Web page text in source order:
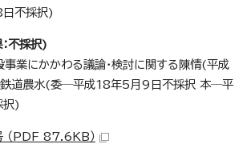
不採択)
不採択)
事業にかかわる議論・検討に関する陳情(平成
道農水(委─平成18年5月9日不採択 本─平
択)
（PDF 87.6KB）